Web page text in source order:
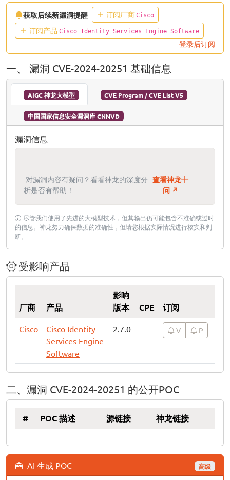
获取后续新漏洞提醒 订阅厂商 Cisco
订阅产品 Cisco Identity Services Engine Software
登录后订阅
一、 漏洞 CVE-2024-20251 基础信息
AIGC 神龙大模型 CVE Program / CVE List V5
中国国家信息安全漏洞库 CNNVD
漏洞信息
对漏洞内容有疑问？看看神龙的深度分
析是否有帮助！
查看神龙十
问 ↗
尽管我们使用了先进的大模型技术，但其输出仍可能包含不准确或过时
的信息。神龙努力确保数据的准确性，但请您根据实际情况进行核实和判
断。
受影响产品
厂商 产品
影响
版本
CPE 订阅
Cisco
Cisco Identity
Services Engine
Software
2.7.0 - V P
二、漏洞 CVE-2024-20251 的公开POC
# POC 描述 源链接 神龙链接
AI 生成 POC 高级